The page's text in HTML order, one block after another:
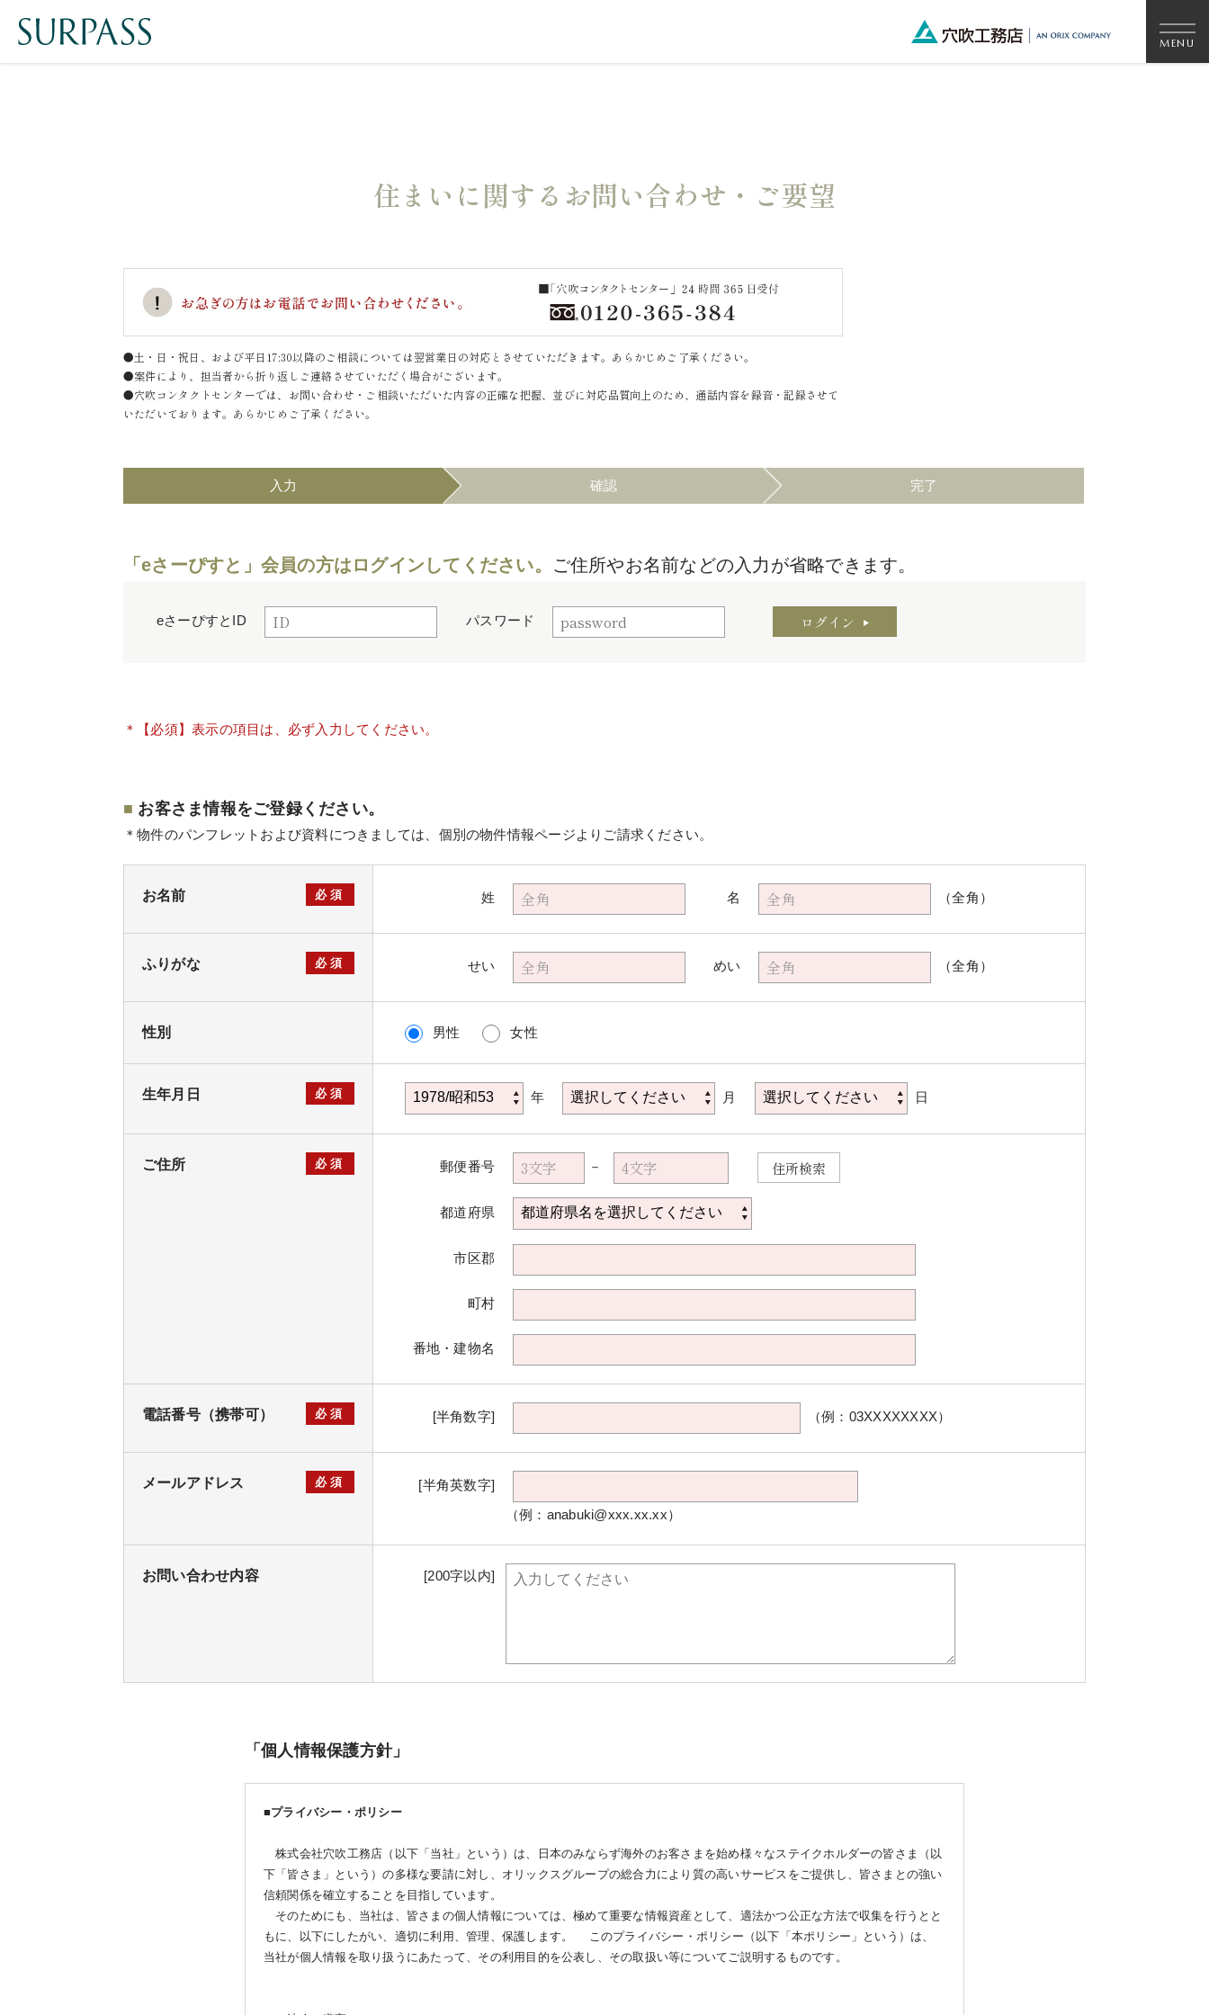
住まいに関するお問い合わせ・ご要望
●土・日・祝日、および平日17:30以降のご相談については翌営業日の対応とさせていただきます。あらかじめご了承ください。
●案件により、担当者から折り返しご連絡させていただく場合がございます。
●穴吹コンタクトセンターでは、お問い合わせ・ご相談いただいた内容の正確な把握、並びに対応品質向上のため、通話内容を録音・記録させて
いただいております。あらかじめご了承ください。
入力 確認 完了
「eさーぴすと」会員の方はログインしてください。 ご住所やお名前などの入力が省略できます。
eさーぴすとID パスワード ログイン
＊【必須】表示の項目は、必ず入力してください。
■ お客さま情報をご登録ください。
＊物件のパンフレットおよび資料につきましては、個別の物件情報ページよりご請求ください。
必須
お名前 姓 名 （全角）
必須
ふりがな せい めい （全角）
性別 男性 女性
必須
生年月日 年 月 日
必須
ご住所 郵便番号 － 住所検索
都道府県
市区郡
町村
番地・建物名
必須
電話番号（携帯可） [半角数字] （例：03XXXXXXXX）
必須
メールアドレス
[半角英数字]
（例：anabuki@xxx.xx.xx）
お問い合わせ内容 [200字以内]
「個人情報保護方針」
■プライバシー・ポリシー
株式会社穴吹工務店（以下「当社」という）は、日本のみならず海外のお客さまを始め様々なステイクホルダーの皆さま（以
下「皆さま」という）の多様な要請に対し、オリックスグループの総合力により質の高いサービスをご提供し、皆さまとの強い
信頼関係を確立することを目指しています。
そのためにも、当社は、皆さまの個人情報については、極めて重要な情報資産として、適法かつ公正な方法で収集を行うとと
もに、以下にしたがい、適切に利用、管理、保護します。 このプライバシー・ポリシー（以下「本ポリシー」という）は、
当社が個人情報を取り扱うにあたって、その利用目的を公表し、その取扱い等についてご説明するものです。